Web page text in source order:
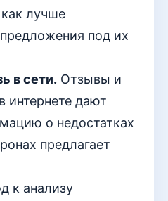
лучше
под их
в сети. Отзывы и
интернете дают
о недостатках
предлагает
к анализу